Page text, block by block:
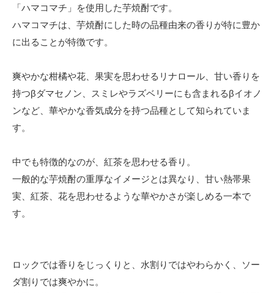
「ハマコマチ」を使用した芋焼酎です。
ハマコマチは、芋焼酎にした時の品種由来の香りが特に豊か
に出ることが特徴です。
爽やかな柑橘や花、果実を思わせるリナロール、甘い香りを
持つβダマセノン、スミレやラズベリーにも含まれるβイオノ
ンなど、華やかな香気成分を持つ品種として知られていま
す。
中でも特徴的なのが、紅茶を思わせる香り。
一般的な芋焼酎の重厚なイメージとは異なり、甘い熱帯果
実、紅茶、花を思わせるような華やかさが楽しめる一本で
す。
ロックでは香りをじっくりと、水割りではやわらかく、ソー
ダ割りでは爽やかに。